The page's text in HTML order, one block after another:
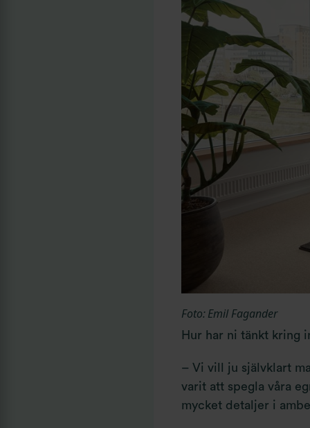
Foto: Emil Fagander
Hur har ni tänkt kring
– Vi vill ju självklart
varit att spegla våra
mycket detaljer i